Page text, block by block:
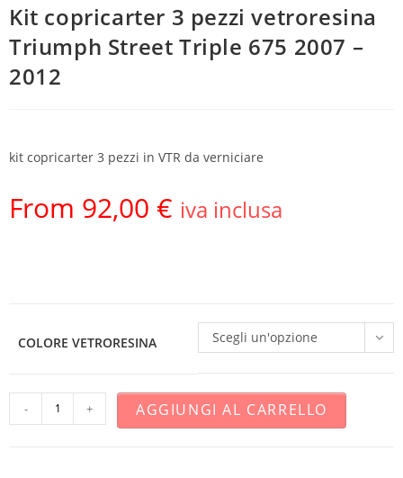
Kit copricarter 3 pezzi vetroresina
Triumph Street Triple 675 2007 –
2012
kit copricarter 3 pezzi in VTR da verniciare
From 92,00 € iva inclusa
COLORE VETRORESINA Scegli un'opzione
- + AGGIUNGI AL CARRELLO